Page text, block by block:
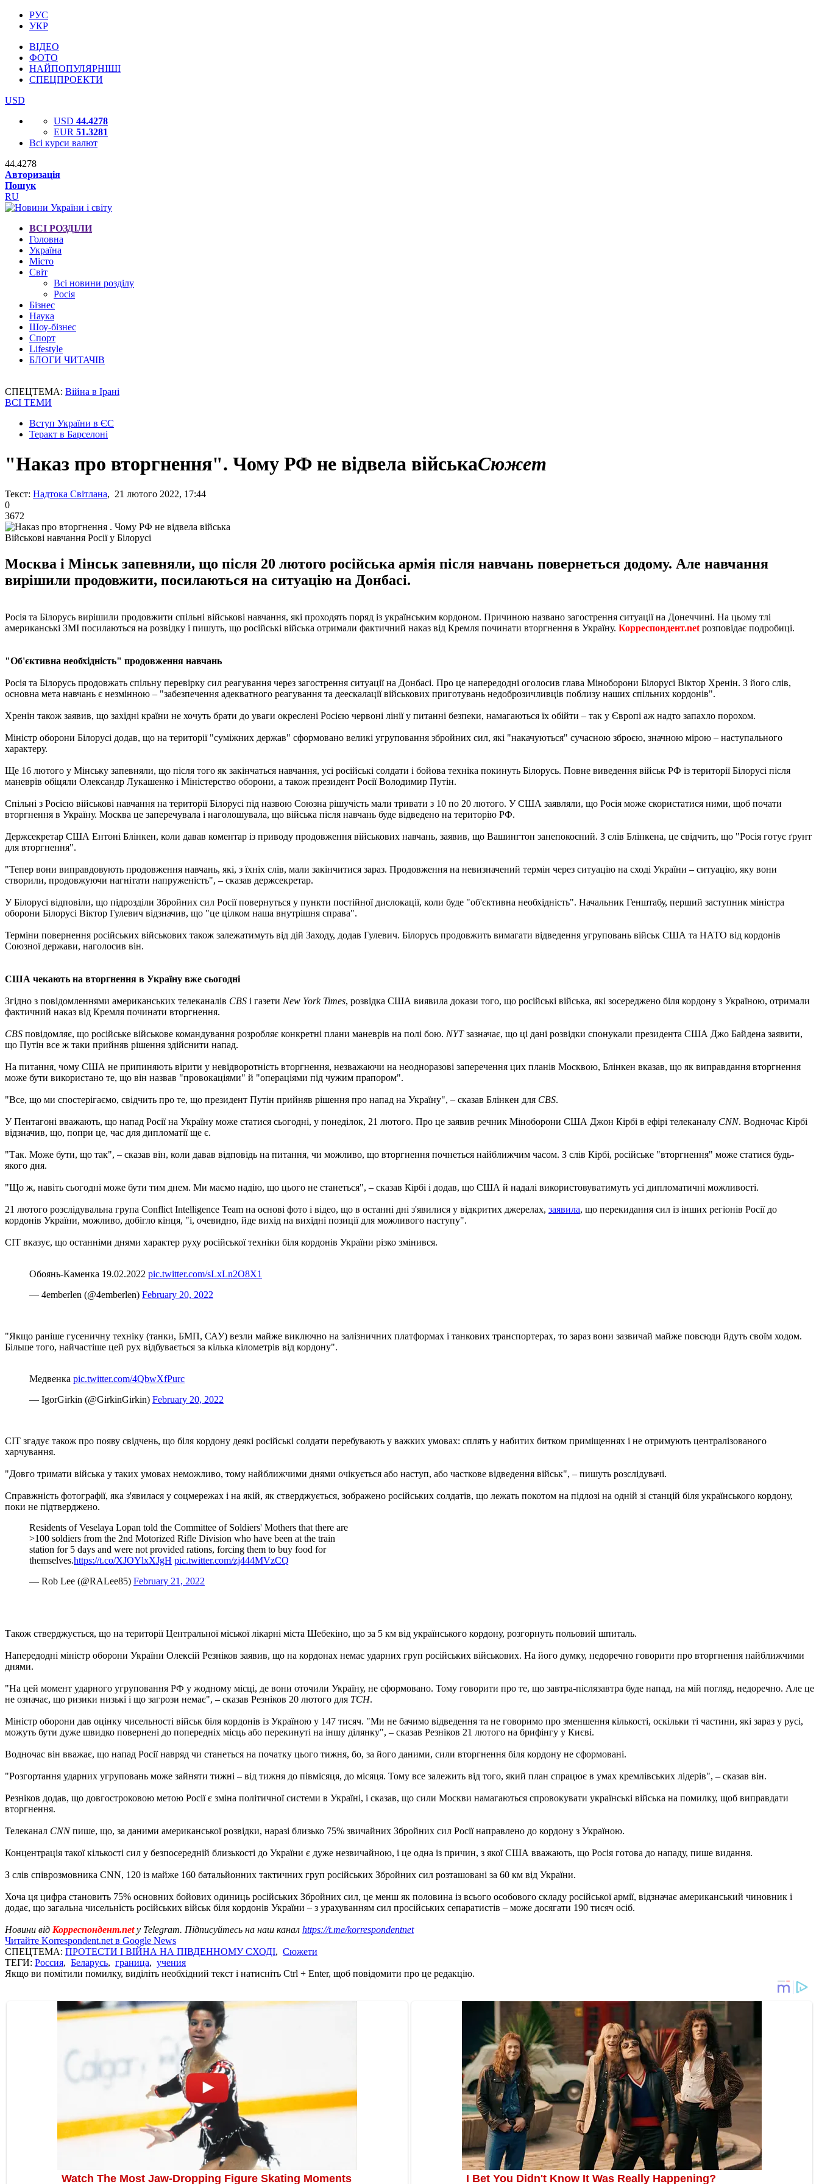
РУС
УКР
ВІДЕО
ФОТО
НАЙПОПУЛЯРНІШІ
СПЕЦПРОЕКТИ
USD
USD 44.4278
EUR 51.3281
Всі курси валют
44.4278
Авторизація
Пошук
RU
ВСІ РОЗДІЛИ
Головна
Україна
Місто
Світ
Всі новини розділу
Росія
Бізнес
Наука
Шоу-бізнес
Спорт
Lifestyle
БЛОГИ ЧИТАЧІВ
СПЕЦТЕМА: Війна в Ірані
ВСІ ТЕМИ
Вступ України в ЄС
Теракт в Барселоні
"Наказ про вторгнення". Чому РФ не відвела військаСюжет
Текст: Надтока Світлана, 21 лютого 2022, 17:44
0
3672
Військові навчання Росії у Білорусі
Москва і Мінськ запевняли, що після 20 лютого російська армія після навчань повернеться додому. Але навчання
вирішили продовжити, посилаються на ситуацію на Донбасі.
Росія та Білорусь вирішили продовжити спільні військові навчання, які проходять поряд із українським кордоном. Причиною названо загострення ситуації на Донеччині. На цьому тлі
американські ЗМІ посилаються на розвідку і пишуть, що російські війська отримали фактичний наказ від Кремля починати вторгнення в Україну. Корреспондент.net розповідає подробиці.
"Об'єктивна необхідність" продовження навчань
Росія та Білорусь продовжать спільну перевірку сил реагування через загострення ситуації на Донбасі. Про це напередодні оголосив глава Міноборони Білорусі Віктор Хренін. З його слів,
основна мета навчань є незмінною – "забезпечення адекватного реагування та деескалації військових приготувань недоброзичливців поблизу наших спільних кордонів".
Хренін також заявив, що західні країни не хочуть брати до уваги окреслені Росією червоні лінії у питанні безпеки, намагаються їх обійти – так у Європі аж надто запахло порохом.
Міністр оборони Білорусі додав, що на території "суміжних держав" сформовано великі угруповання збройних сил, які "накачуються" сучасною зброєю, значною мірою – наступального
характеру.
Ще 16 лютого у Мінську запевняли, що після того як закінчаться навчання, усі російські солдати і бойова техніка покинуть Білорусь. Повне виведення військ РФ із території Білорусі після
маневрів обіцяли Олександр Лукашенко і Міністерство оборони, а також президент Росії Володимир Путін.
Спільні з Росією військові навчання на території Білорусі під назвою Союзна рішучість мали тривати з 10 по 20 лютого. У США заявляли, що Росія може скористатися ними, щоб почати
вторгнення в Україну. Москва це заперечувала і наголошувала, що війська після навчань буде відведено на територію РФ.
Держсекретар США Ентоні Блінкен, коли давав коментар із приводу продовження військових навчань, заявив, що Вашингтон занепокоєний. З слів Блінкена, це свідчить, що "Росія готує ґрунт
для вторгнення".
"Тепер вони виправдовують продовження навчань, які, з їхніх слів, мали закінчитися зараз. Продовження на невизначений термін через ситуацію на сході України – ситуацію, яку вони
створили, продовжуючи нагнітати напруженість", – сказав держсекретар.
У Білорусі відповіли, що підрозділи Збройних сил Росії повернуться у пункти постійної дислокації, коли буде "об'єктивна необхідність". Начальник Генштабу, перший заступник міністра
оборони Білорусі Віктор Гулевич відзначив, що "це цілком наша внутрішня справа".
Терміни повернення російських військових також залежатимуть від дій Заходу, додав Гулевич. Білорусь продовжить вимагати відведення угруповань військ США та НАТО від кордонів
Союзної держави, наголосив він.
США чекають на вторгнення в Україну вже сьогодні
Згідно з повідомленнями американських телеканалів CBS і газети New York Times, розвідка США виявила докази того, що російські війська, які зосереджено біля кордону з Україною, отримали
фактичний наказ від Кремля починати вторгнення.
CBS повідомляє, що російське військове командування розробляє конкретні плани маневрів на полі бою. NYTзазначає, що ці дані розвідки спонукали президента США Джо Байдена заявити,
що Путін все ж таки прийняв рішення здійснити напад.
На питання, чому США не припиняють вірити у невідворотність вторгнення, незважаючи на неодноразові заперечення цих планів Москвою, Блінкен вказав, що як виправдання вторгнення
може бути використано те, що він назвав "провокаціями" й "операціями під чужим прапором".
"Все, що ми спостерігаємо, свідчить про те, що президент Путін прийняв рішення про напад на Україну", – сказав Блінкен для CBS.
У Пентагоні вважають, що напад Росії на Україну може статися сьогодні, у понеділок, 21 лютого. Про це заявив речник Міноборони США Джон Кірбі в ефірі телеканалу CNN. Водночас Кірбі
відзначив, що, попри це, час для дипломатії ще є.
"Так. Може бути, що так", – сказав він, коли давав відповідь на питання, чи можливо, що вторгнення почнеться найближчим часом. З слів Кірбі, російське "вторгнення" може статися будь-
якого дня.
"Що ж, навіть сьогодні може бути тим днем. Ми маємо надію, що цього не станеться", – сказав Кірбі і додав, що США й надалі використовуватимуть усі дипломатичні можливості.
21 лютого розслідувальна група Conflict Intelligence Team на основі фото і відео, що в останні дні з'явилися у відкритих джерелах, заявила, що перекидання сил із інших регіонів Росії до
кордонів України, можливо, добігло кінця, "і, очевидно, йде вихід на вихідні позиції для можливого наступу".
CIT вказує, що останніми днями характер руху російської техніки біля кордонів України різко змінився.
Обоянь-Каменка 19.02.2022 pic.twitter.com/sLxLn2O8X1
— 4emberlen (@4emberlen) February 20, 2022
"Якщо раніше гусеничну техніку (танки, БМП, САУ) везли майже виключно на залізничних платформах і танкових транспортерах, то зараз вони зазвичай майже повсюди йдуть своїм ходом.
Більше того, найчастіше цей рух відбувається за кілька кілометрів від кордону".
Медвенка pic.twitter.com/4QbwXfPurc
— IgorGirkin (@GirkinGirkin) February 20, 2022
CIT згадує також про появу свідчень, що біля кордону деякі російські солдати перебувають у важких умовах: сплять у набитих битком приміщеннях і не отримують централізованого
харчування.
"Довго тримати війська у таких умовах неможливо, тому найближчими днями очікується або наступ, або часткове відведення військ", – пишуть розслідувачі.
Справжність фотографії, яка з'явилася у соцмережах і на якій, як стверджується, зображено російських солдатів, що лежать покотом на підлозі на одній зі станцій біля українського кордону,
поки не підтверджено.
Residents of Veselaya Lopan told the Committee of Soldiers' Mothers that there are
>100 soldiers from the 2nd Motorized Rifle Division who have been at the train
station for 5 days and were not provided rations, forcing them to buy food for
themselves.https://t.co/XJOYlxXJgH pic.twitter.com/zj444MVzCQ
— Rob Lee (@RALee85) February 21, 2022
Також стверджується, що на території Центральної міської лікарні міста Шебекіно, що за 5 км від українського кордону, розгорнуть польовий шпиталь.
Напередодні міністр оборони України Олексій Резніков заявив, що на кордонах немає ударних груп російських військових. На його думку, недоречно говорити про вторгнення найближчими
днями.
"На цей момент ударного угруповання РФ у жодному місці, де вони оточили Україну, не сформовано. Тому говорити про те, що завтра-післязавтра буде напад, на мій погляд, недоречно. Але це
не означає, що ризики низькі і що загрози немає", – сказав Резніков 20 лютого для ТСН.
Міністр оборони дав оцінку чисельності військ біля кордонів із Україною у 147 тисяч. "Ми не бачимо відведення та не говоримо про зменшення кількості, оскільки ті частини, які зараз у русі,
можуть бути дуже швидко повернені до попередніх місць або перекинуті на іншу ділянку", – сказав Резніков 21 лютого на брифінгу у Києві.
Водночас він вважає, що напад Росії навряд чи станеться на початку цього тижня, бо, за його даними, сили вторгнення біля кордону не сформовані.
"Розгортання ударних угруповань може зайняти тижні – від тижня до півмісяця, до місяця. Тому все залежить від того, який план спрацює в умах кремлівських лідерів", – сказав він.
Резніков додав, що довгостроковою метою Росії є зміна політичної системи в Україні, і сказав, що сили Москви намагаються спровокувати українські війська на помилку, щоб виправдати
вторгнення.
Телеканал CNNпише, що, за даними американської розвідки, наразі близько 75% звичайних Збройних сил Росії направлено до кордону з Україною.
Концентрація такої кількості сил у безпосередній близькості до України є дуже незвичайною, і це одна із причин, з якої США вважають, що Росія готова до нападу, пише видання.
З слів співрозмовника CNN, 120 із майже 160 батальйонних тактичних груп російських Збройних сил розташовані за 60 км від України.
Хоча ця цифра становить 75% основних бойових одиниць російських Збройних сил, це менш як половина із всього особового складу російської армії, відзначає американський чиновник і
додає, що загальна чисельність російських військ біля кордонів України – з урахуванням сил просійських сепаратистів – може досягати 190 тисяч осіб.
Новини від Корреспондент.netу Telegram. Підписуйтесь на наш канал https://t.me/korrespondentnet
Читайте Korrespondent.net в Google News
СПЕЦТЕМА: ПРОТЕСТИ І ВІЙНА НА ПІВДЕННОМУ СХОДІ, Сюжети
ТЕГИ: Россия, Беларусь, граница, учения
Якщо ви помітили помилку, виділіть необхідний текст і натисніть Ctrl + Enter, щоб повідомити про це редакцію.